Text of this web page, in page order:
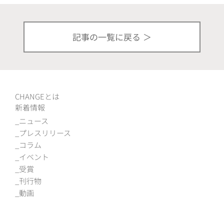
記事の一覧に戻る
CHANGEとは
新着情報
ニュース
プレスリリース
コラム
イベント
受賞
刊行物
動画